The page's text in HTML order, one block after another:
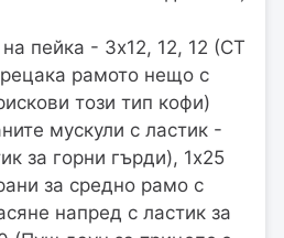
пейка - 3х12, 12, 12 (СТ
рамото нещо с
този тип кофи)
мускули с ластик -
за горни гърди), 1х25
за средно рамо с
напред с ластик за